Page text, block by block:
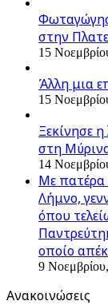
στην
15
Άλλη μια
15
Ξεκίνησε
στη
14
Με πατέρα
Λήμνο,
όπου
οποίο
9
Ανακοινώσεις